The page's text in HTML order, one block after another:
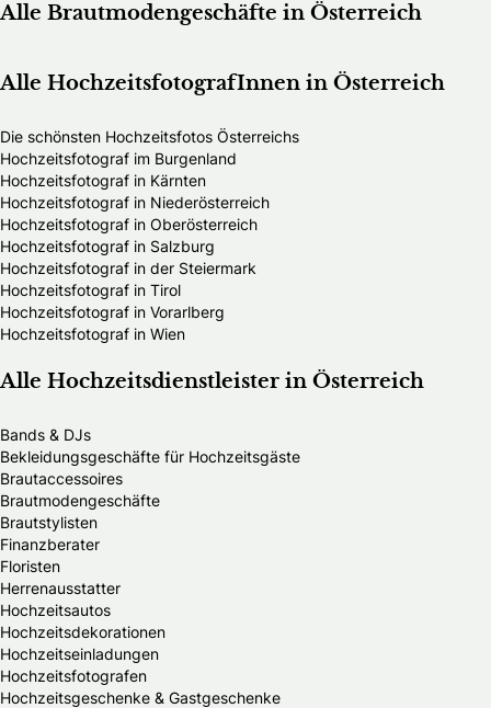
Alle Brautmodengeschäfte in Österreich
Alle HochzeitsfotografInnen in Österreich
Die schönsten Hochzeitsfotos Österreichs
Hochzeitsfotograf im Burgenland
Hochzeitsfotograf in Kärnten
Hochzeitsfotograf in Niederösterreich
Hochzeitsfotograf in Oberösterreich
Hochzeitsfotograf in Salzburg
Hochzeitsfotograf in der Steiermark
Hochzeitsfotograf in Tirol
Hochzeitsfotograf in Vorarlberg
Hochzeitsfotograf in Wien
Alle Hochzeitsdienstleister in Österreich
Bands & DJs
Bekleidungsgeschäfte für Hochzeitsgäste
Brautaccessoires
Brautmodengeschäfte
Brautstylisten
Finanzberater
Floristen
Herrenausstatter
Hochzeitsautos
Hochzeitsdekorationen
Hochzeitseinladungen
Hochzeitsfotografen
Hochzeitsgeschenke & Gastgeschenke